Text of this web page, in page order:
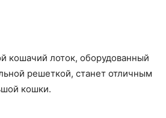
кошачий лоток, оборудованный
решеткой, станет отличным
кошки.